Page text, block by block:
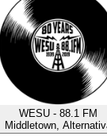
WESU - 88.1 FM
Middletown,